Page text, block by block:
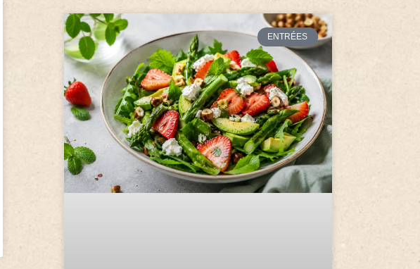
ENTRÉES